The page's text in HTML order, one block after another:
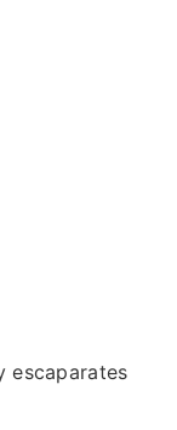
escaparates